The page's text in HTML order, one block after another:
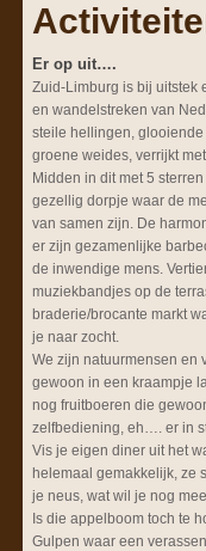
Er op uit….
Zuid-Limburg is bij uitstek
en wandelstreken van
steile hellingen,
groene weides, verrijkt
Midden in dit met 5
gezellig dorpje waar de
van samen zijn. De
er zijn gezamenlijke
de inwendige mens.
muziekbandjes op de
braderie/brocante markt
je naar zocht.
We zijn natuurmensen en
gewoon in een kraampje
nog fruitboeren die
zelfbediening, eh…. er in
Vis je eigen diner uit het
helemaal gemakkelijk, ze
je neus, wat wil je nog
Is die appelboom toch te
Gulpen waar een